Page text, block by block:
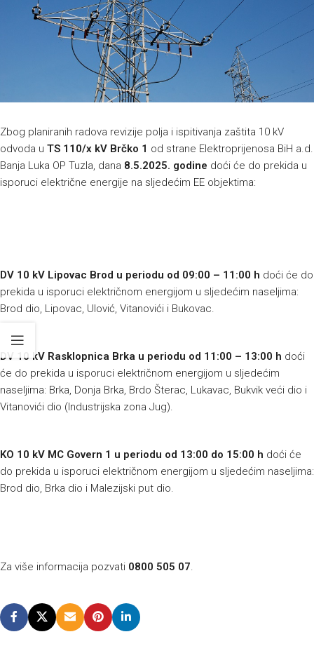
Zbog planiranih radova revizije polja i ispitivanja zaštita 10 kV
odvoda u TS 110/x kV Brčko 1 od strane Elektroprijenosa BiH a.d.
Banja Luka OP Tuzla, dana 8.5.2025. godine doći će do prekida u
isporuci električne energije na sljedećim EE objektima:
DV 10 kV Lipovac Brod u periodu od 09:00 – 11:00 h doći će do
prekida u isporuci električnom energijom u sljedećim naseljima:
Brod dio, Lipovac, Ulović, Vitanovići i Bukovac.
DV 10 kV Rasklopnica Brka u periodu od 11:00 – 13:00 h doći
će do prekida u isporuci električnom energijom u sljedećim
naseljima: Brka, Donja Brka, Brdo Šterac, Lukavac, Bukvik veći dio i
Vitanovići dio (Industrijska zona Jug).
KO 10 kV MC Govern 1 u periodu od 13:00 do 15:00 h doći će
do prekida u isporuci električnom energijom u sljedećim naseljima:
Brod dio, Brka dio i Malezijski put dio.
Za više informacija pozvati 0800 505 07